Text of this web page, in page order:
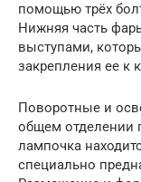
помощью трёх
Нижняя часть
выступами,
закрепления ее к
Поворотные и
общем отделении
лампочка
специально